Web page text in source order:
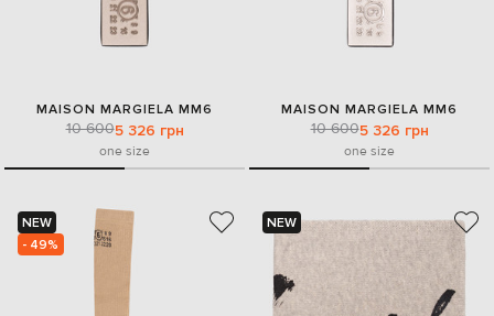
MAISON MARGIELA MM6
10 6005 326 грн
one size
MAISON MARGIELA MM6
10 6005 326 грн
one size
NEW
- 49%
NEW